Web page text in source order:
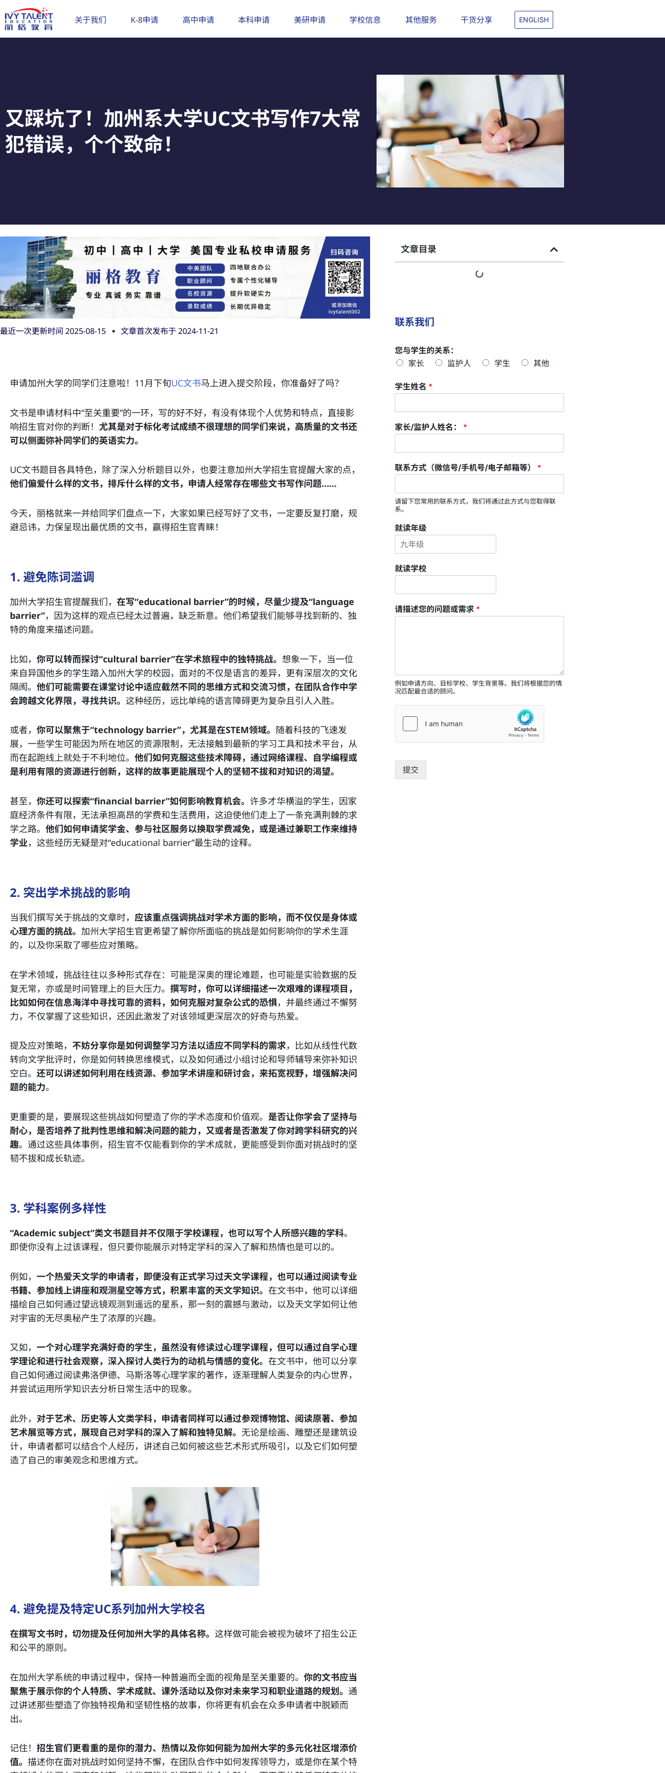
至
内
关于我们 K-8申请 高中申请 本科申请 美研申请 学校信息 其他服务 干货分享 ENGLISH
又踩坑了！加州系大学UC文书写作7大常
犯错误，个个致命！
最近一次更新时间 2025-08-15 文章首次发布于2024-11-21
申请加州大学的同学们注意啦！11月下旬UC文书马上进入提交阶段，你准备好了吗？
文书是申请材料中“至关重要”的一环，写的好不好，有没有体现个人优势和特点，直接影
响招生官对你的判断！ 尤其是对于标化考试成绩不很理想的同学们来说，高质量的文书还
可以侧面弥补同学们的英语实力。
UC文书题目各具特色，除了深入分析题目以外，也要注意加州大学招生官提醒大家的点，
他们偏爱什么样的文书，排斥什么样的文书，申请人经常存在哪些文书写作问题……
今天，丽格就来一并给同学们盘点一下，大家如果已经写好了文书，一定要反复打磨，规
避忌讳，力保呈现出最优质的文书，赢得招生官青睐！
1. 避免陈词滥调
加州大学招生官提醒我们， 在写“educational barrier”的时候，尽量少提及“language
barrier”，因为这样的观点已经太过普遍，缺乏新意。他们希望我们能够寻找到新的、独
特的角度来描述问题。
比如， 你可以转而探讨“cultural barrier”在学术旅程中的独特挑战。 想象一下，当一位
来自异国他乡的学生踏入加州大学的校园，面对的不仅是语言的差异，更有深层次的文化
隔阂。 他们可能需要在课堂讨论中适应截然不同的思维方式和交流习惯，在团队合作中学
会跨越文化界限，寻找共识。 这种经历，远比单纯的语言障碍更为复杂且引人入胜。
或者， 你可以聚焦于“technology barrier”，尤其是在STEM领域。 随着科技的飞速发
展，一些学生可能因为所在地区的资源限制，无法接触到最新的学习工具和技术平台，从
而在起跑线上就处于不利地位。 他们如何克服这些技术障碍，通过网络课程、自学编程或
是利用有限的资源进行创新，这样的故事更能展现个人的坚韧不拔和对知识的渴望。
甚至， 你还可以探索“financial barrier”如何影响教育机会。 许多才华横溢的学生，因家
庭经济条件有限，无法承担高昂的学费和生活费用，这迫使他们走上了一条充满荆棘的求
学之路。 他们如何申请奖学金、参与社区服务以换取学费减免，或是通过兼职工作来维持
学业，这些经历无疑是对“educational barrier”最生动的诠释。
2. 突出学术挑战的影响
当我们撰写关于挑战的文章时， 应该重点强调挑战对学术方面的影响，而不仅仅是身体或
心理方面的挑战。 加州大学招生官更希望了解你所面临的挑战是如何影响你的学术生涯
的，以及你采取了哪些应对策略。
在学术领域，挑战往往以多种形式存在：可能是深奥的理论难题，也可能是实验数据的反
复无常，亦或是时间管理上的巨大压力。 撰写时，你可以详细描述一次艰难的课程项目，
比如如何在信息海洋中寻找可靠的资料，如何克服对复杂公式的恐惧，并最终通过不懈努
力，不仅掌握了这些知识，还因此激发了对该领域更深层次的好奇与热爱。
提及应对策略， 不妨分享你是如何调整学习方法以适应不同学科的需求，比如从线性代数
转向文学批评时，你是如何转换思维模式，以及如何通过小组讨论和导师辅导来弥补知识
空白。 还可以讲述如何利用在线资源、参加学术讲座和研讨会，来拓宽视野，增强解决问
题的能力。
更重要的是，要展现这些挑战如何塑造了你的学术态度和价值观。 是否让你学会了坚持与
耐心，是否培养了批判性思维和解决问题的能力，又或者是否激发了你对跨学科研究的兴
趣。通过这些具体事例，招生官不仅能看到你的学术成就，更能感受到你面对挑战时的坚
韧不拔和成长轨迹。
3. 学科案例多样性
“Academic subject”类文书题目并不仅限于学校课程，也可以写个人所感兴趣的学科。
即使你没有上过该课程，但只要你能展示对特定学科的深入了解和热情也是可以的。
例如， 一个热爱天文学的申请者，即便没有正式学习过天文学课程，也可以通过阅读专业
书籍、参加线上讲座和观测星空等方式，积累丰富的天文学知识。 在文书中，他可以详细
描绘自己如何通过望远镜观测到遥远的星系，那一刻的震撼与激动，以及天文学如何让他
对宇宙的无尽奥秘产生了浓厚的兴趣。
又如， 一个对心理学充满好奇的学生，虽然没有修读过心理学课程，但可以通过自学心理
学理论和进行社会观察，深入探讨人类行为的动机与情感的变化。 在文书中，他可以分享
自己如何通过阅读弗洛伊德、马斯洛等心理学家的著作，逐渐理解人类复杂的内心世界，
并尝试运用所学知识去分析日常生活中的现象。
此外， 对于艺术、历史等人文类学科，申请者同样可以通过参观博物馆、阅读原著、参加
艺术展览等方式，展现自己对学科的深入了解和独特见解。 无论是绘画、雕塑还是建筑设
计，申请者都可以结合个人经历，讲述自己如何被这些艺术形式所吸引，以及它们如何塑
造了自己的审美观念和思维方式。
4. 避免提及特定UC系列加州大学校名
在撰写文书时，切勿提及任何加州大学的具体名称。 这样做可能会被视为破坏了招生公正
和公平的原则。
在加州大学系统的申请过程中，保持一种普遍而全面的视角是至关重要的。 你的文书应当
聚焦于展示你的个人特质、学术成就、课外活动以及你对未来学习和职业道路的规划。 通
过讲述那些塑造了你独特视角和坚韧性格的故事，你将更有机会在众多申请者中脱颖而
出。
记住！ 招生官们更看重的是你的潜力、热情以及你如何能为加州大学的多元化社区增添价
值。 描述你在面对挑战时如何坚持不懈，在团队合作中如何发挥领导力，或是你在某个特
文章目录
联系我们
您与学生的关系：
家长
监护人 学生 其他
学生姓名 *
家长/监护人姓名： *
联系方式（微信号/手机号/电子邮箱等） *
请留下您常用的联系方式，我们将通过此方式与您取得联
系。
就读年级
就读学校
请描述您的问题或需求 *
例如申请方向、目标学校、学生背景等。我们将根据您的情
况匹配最合适的顾问。
提交